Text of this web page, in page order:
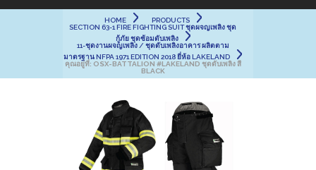
HOME
PRODUCTS
SECTION 63-1 FIRE FIGHTING SUIT ชุดผจญเพลิง ชุด
กู้ภัย ชุดซ้อมดับเพลิง
11-ชุดงานผจญเพลิง / ชุดดับเพลิงอาคาร ผลิตตาม
มาตรฐาน NFPA 1971 EDITION 2018 ยี่ห้อ LAKELAND
คุณอยู่ที่: OSX-BATTALION #LAKELAND ชุดดับเพลิง สี
BLACK